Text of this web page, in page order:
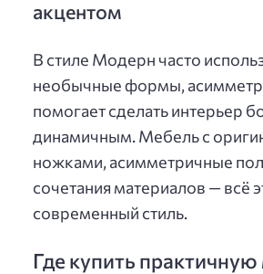
акцентом
В стиле Модерн часто
необычные формы,
помогает сделать интерьер
динамичным. Мебель с
ножками, асимметричные
сочетания материалов — всё
современный стиль.
Где купить